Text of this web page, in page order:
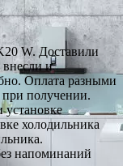
W. Доставили
внесли и
Оплата разными
получении.
установке
холодильника
напоминаний